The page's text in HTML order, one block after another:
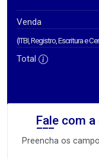
Venda
(ITBI, Registro, Escritura e
Total
Fale com
Preencha os